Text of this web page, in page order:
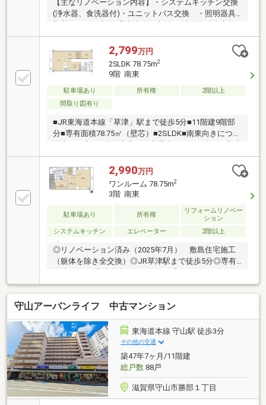
【主なリノベーション内容】・システムキッチン交換
(浄水器、食洗器付)・ユニットバス交換 ・照明器具
取替・トイレ交換(温水洗浄便座付)・洗面化粧台交換
(シャワーノズル付) ・建具交換・クロス、フローリ
ング貼替 ・クッションフロア貼替・給湯器交換 ・
各種電気工事・ハウスクリーニング 他～空室につき
即日のご案内も可能！～住宅ローンやリフォームのご
相談も承ります！
2,799万円
2SLDK 78.75m2
9階 南東
駐車場あり 所有権
2階以上
間取り図有り
■JR東海道本線「草津」駅まで徒歩5分■11階建9階部
分■専有面積78.75㎡（壁芯）■2SLDK■南東向きにつき
予定）・キッチン新調・浴室新調・トイレ新調・洗面
台新調・全室クロス貼替・全室フローリング張替・ク
ッションフロア張替（洗面室、トイレ）・全室建具新
調・ガス給湯器新調・照明器具新調・ハウスクリーニ
スーパー＆酒のケント草津駅前店まで約160m・ファミ
リーマート草津西大路店まで約80m・エルティ932ま
で約200m
2,990万円
ワンルーム 78.75m2
3階 南東
駐車場あり 所有権
リフォームリノベー
ション
システムキッチン
エレベーター 2階以上
◎リノベーション済み（2025年7月） 敷島住宅施工
（躯体を除き全交換）◎JR草津駅まで徒歩5分◎専有
ーゼット◎敷地内自走式駐車場（7000円～8000円／
月）◎空家の為、お気軽にご内覧いただけます■設
備・内窓設置（バルコニー側）・人造大理石シンク・
食器洗浄乾燥機・タッチレス水栓・浴室換気乾燥暖房
機・24時間換気・タンクレストイレ
守山アーバンライフ 中古マンション
東海道本線 守山駅 徒歩3分
その他の交通
築47年7ヶ月/11階建
総戸数88戸
滋賀県守山市勝部１丁目